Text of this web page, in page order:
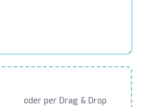
oder per Drag & Drop